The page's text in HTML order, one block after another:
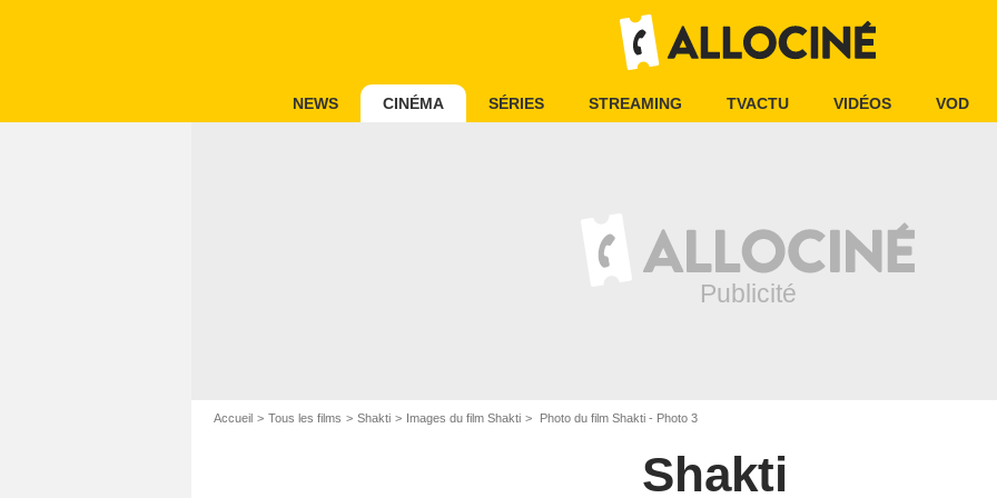
NEWS CINÉMA SÉRIES STREAMING TVACTU VIDÉOS VOD
Accueil Tous les films Shakti Images du film Shakti Photo du film Shakti - Photo 3
Shakti